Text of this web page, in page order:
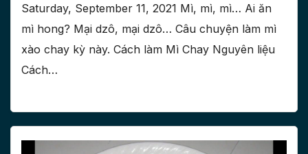
Saturday, September 11, 2021 Mì, mì, mì… Ai ăn
mì hong? Mại dzô, mại dzô… Câu chuyện làm mì
xào chay kỳ này. Cách làm Mì Chay Nguyên liệu
Cách…